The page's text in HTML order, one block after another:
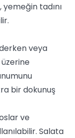
yemeğin tadını
veya
bir dokunuş
ve
Salata